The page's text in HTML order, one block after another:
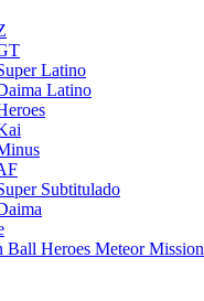
Latino
Latino
Subtitulado
Ball Heroes Meteor Mission